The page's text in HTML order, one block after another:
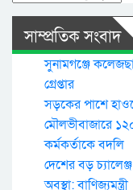
সাম্প্রতিক সংবাদ
সুনামগঞ্জে
গ্রেপ্তার
সড়কের পাশে
মৌলভীবাজারে
কর্মকর্তাকে বদলি
দেশের বড়
অবস্থা: বাণিজ্যমন্ত্রী